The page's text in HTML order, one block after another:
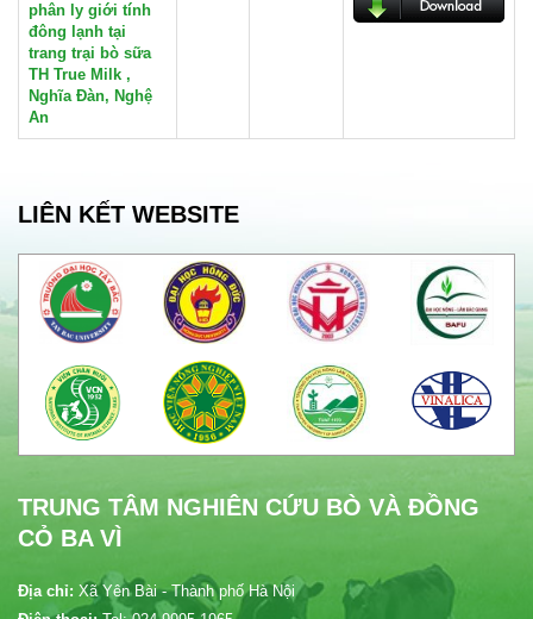
phân ly giới tính
đông lạnh tại
trang trại bò sữa
TH True Milk ,
Nghĩa Đàn, Nghệ
An
LIÊN KẾT WEBSITE
TRUNG TÂM NGHIÊN CỨU BÒ VÀ ĐỒNG
CỎ BA VÌ
Địa chỉ: Xã Yên Bài - Thành phố Hà Nội